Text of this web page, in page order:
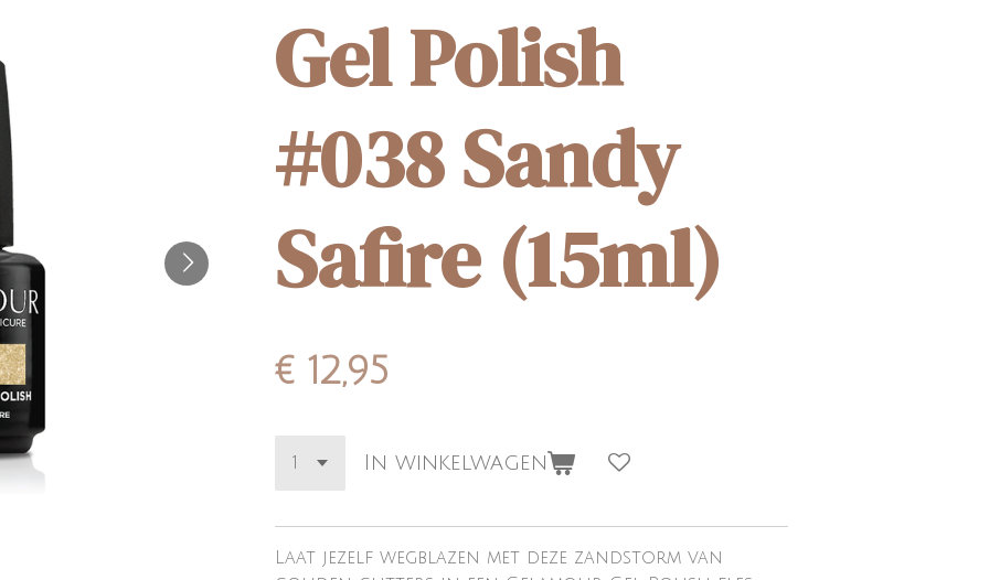
Gel Polish
#038 Sandy
Safire (15ml)
€ 12,95
In winkelwagen
Laat jezelf wegblazen met deze zandstorm van